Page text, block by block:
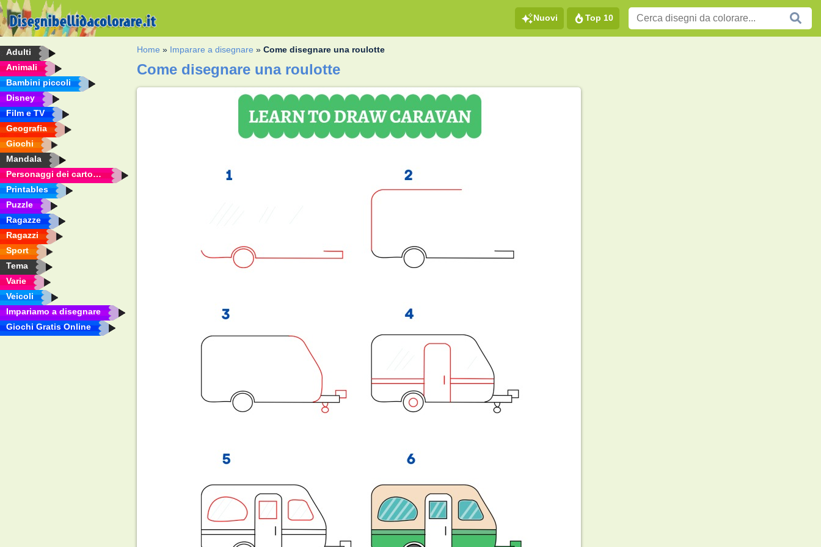
Nuovi Top 10
Adulti
Animali
Bambini piccoli
Disney
Film e TV
Geografia
Giochi
Mandala
Personaggi dei cartoni animati
Printables
Puzzle
Ragazze
Ragazzi
Sport
Tema
Varie
Veicoli
Impariamo a disegnare
Giochi Gratis Online
Home » Imparare a disegnare »Come disegnare una roulotte
Come disegnare una roulotte